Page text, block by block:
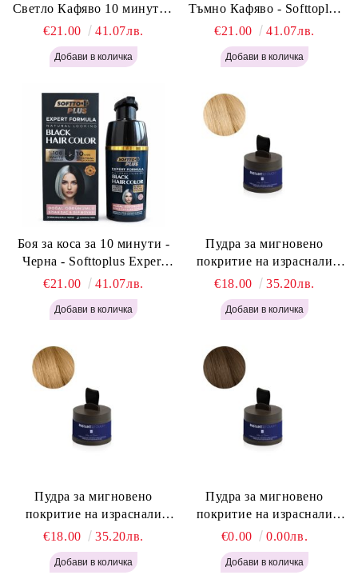
Светло Кафяво 10 минути -
Softtoplus Expert Woman
Light Brown 400мл
€21.00 41.07лв.
Тъмно Кафяво - Softtoplus
Expert Woman Dark Brown
400 мл
€21.00 41.07лв.
Боя за коса за 10 минути -
Черна - Softtoplus Expert
Woman Black 400мл
€21.00 41.07лв.
Пудра за мигновено
покритие на израснали
корени Светло Русо - Labor
Pro Instant Retouch Powder -
Light Blonde H646
€18.00 35.20лв.
Пудра за мигновено
покритие на израснали
корени Русо - Labor Pro
Instant Retouch Powder -
Blonde H645
€18.00 35.20лв.
Пудра за мигновено
покритие на израснали
корени Светло Кафяво -
Labor Pro Instant Retouch
Powder - Light Brown H644
€0.00 0.00лв.